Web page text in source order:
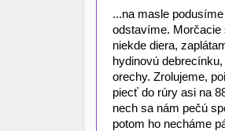
...na masle
odstavíme. Morčacie
niekde diera,
hydinovú
orechy. Zrolujeme,
piecť do rúry asi na
nech sa nám pečú
potom ho necháme